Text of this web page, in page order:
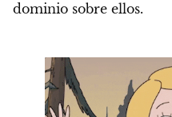
dominio sobre ellos.